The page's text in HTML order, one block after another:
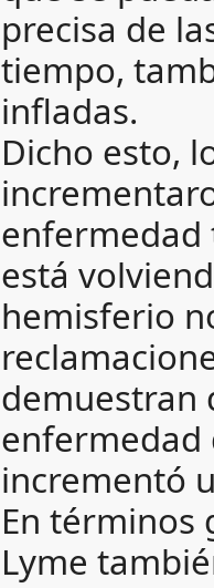
precisa de
tiempo,
infladas.
Dicho esto,
enfermedad
está
hemisferio
demuestran
enfermedad
incrementó
En términos
Lyme